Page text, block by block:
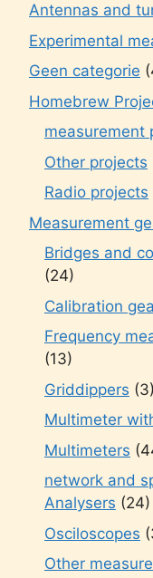
Antennas and
Experimental
Geen categorie
Homebrew
measurement
Other projects
Radio projects
Measurement
Bridges and
(24)
Calibration
Frequency
(13)
Griddippers (3)
Multimeter
Multimeters
network and
Analysers (24)
Osciloscopes
Other